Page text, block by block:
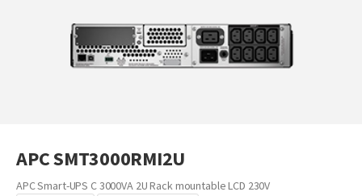
APC SMT3000RMI2U
APC Smart-UPS C 3000VA 2U Rack mountable LCD 230V